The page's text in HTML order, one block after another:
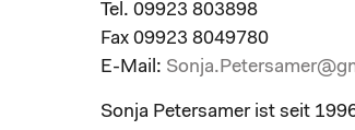
Tel. 09923 803898
Fax 09923 8049780
E-Mail:
Sonja Petersamer ist seit